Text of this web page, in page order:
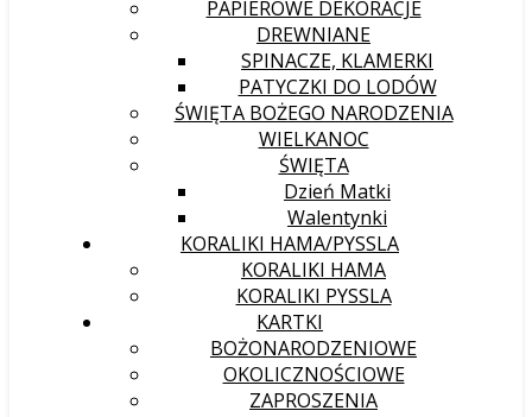
PAPIEROWE DEKORACJE
DREWNIANE
SPINACZE, KLAMERKI
PATYCZKI DO LODÓW
ŚWIĘTA BOŻEGO NARODZENIA
WIELKANOC
ŚWIĘTA
Dzień Matki
Walentynki
KORALIKI HAMA/PYSSLA
KORALIKI HAMA
KORALIKI PYSSLA
KARTKI
BOŻONARODZENIOWE
OKOLICZNOŚCIOWE
ZAPROSZENIA